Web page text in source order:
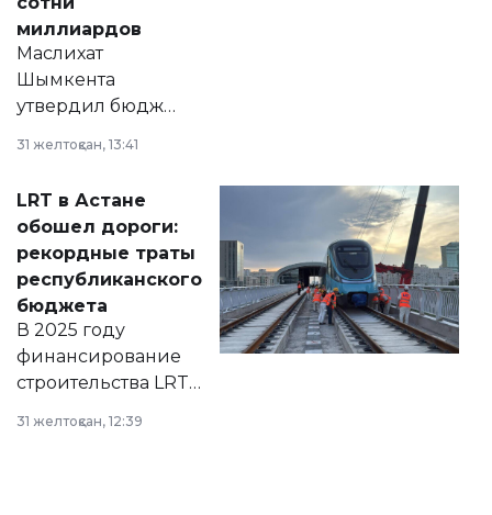
миллиардов
Маслихат
Шымкента
утвердил бюджет
2028 годы.
документ
появился в базе
нормативных
правовых актов и
на сайте маслихат
города.
31 желтоқсан, 13:41
LRT в Астане
обошел дороги:
рекордные траты
республиканского
бюджета
В 2025 году
финансирование
строительства LRT
республиканского
31 желтоқсан, 12:39